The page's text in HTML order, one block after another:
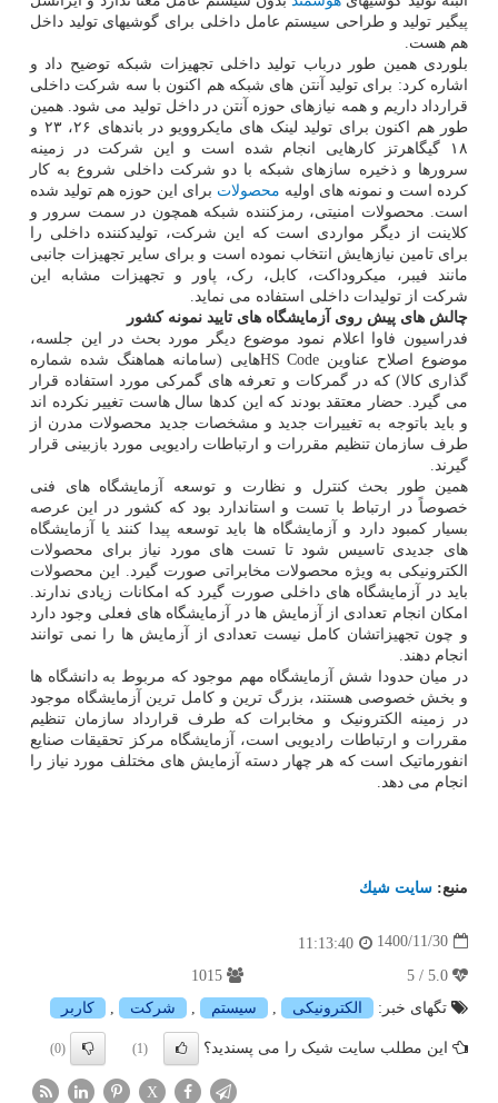
پیگیر تولید و طراحی سیستم عامل داخلی برای گوشیهای تولید داخل
هم هست.
بلوردی همین طور درباب تولید داخلی تجهیزات شبکه توضیح داد و
اشاره کرد: برای تولید آنتن های شبکه هم اکنون با سه شرکت داخلی
قرارداد داریم و همه نیازهای حوزه آنتن در داخل تولید می شود. همین
طور هم اکنون برای تولید لینک های مایکروویو در باندهای ۲۶، ۲۳ و
۱۸ گیگاهرتز کارهایی انجام شده است و این شرکت در زمینه
سرورها و ذخیره سازهای شبکه با دو شرکت داخلی شروع به کار
کرده است و نمونه های اولیه محصولات برای این حوزه هم تولید شده
است. محصولات امنیتی، رمزکننده شبکه همچون در سمت سرور و
کلاینت از دیگر مواردی است که این شرکت، تولیدکننده داخلی را
برای تامین نیازهایش انتخاب نموده است و برای سایر تجهیزات جانبی
مانند فیبر، میکروداکت، کابل، رک، پاور و تجهیزات مشابه این
شرکت از تولیدات داخلی استفاده می نماید.
چالش های پیش روی آزمایشگاه های تایید نمونه کشور
فدراسیون فاوا اعلام نمود موضوع دیگر مورد بحث در این جلسه،
موضوع اصلاح عناوین HS Codeهایی (سامانه هماهنگ شده شماره
گذاری کالا) که در گمرکات و تعرفه های گمرکی مورد استفاده قرار
می گیرد. حضار معتقد بودند که این کدها سال هاست تغییر نکرده اند
و باید باتوجه به تغییرات جدید و مشخصات جدید محصولات مدرن از
طرف سازمان تنظیم مقررات و ارتباطات رادیویی مورد بازبینی قرار
گیرند.
همین طور بحث کنترل و نظارت و توسعه آزمایشگاه های فنی
خصوصاً در ارتباط با تست و استاندارد بود که کشور در این عرصه
بسیار کمبود دارد و آزمایشگاه ها باید توسعه پیدا کنند یا آزمایشگاه
های جدیدی تاسیس شود تا تست های مورد نیاز برای محصولات
الکترونیکی به ویژه محصولات مخابراتی صورت گیرد. این محصولات
باید در آزمایشگاه های داخلی صورت گیرد که امکانات زیادی ندارند.
امکان انجام تعدادی از آزمایش ها در آزمایشگاه های فعلی وجود دارد
و چون تجهیزاتشان کامل نیست تعدادی از آزمایش ها را نمی توانند
انجام دهند.
در میان حدودا شش آزمایشگاه مهم موجود که مربوط به دانشگاه ها
و بخش خصوصی هستند، بزرگ ترین و کامل ترین آزمایشگاه موجود
در زمینه الکترونیک و مخابرات که طرف قرارداد سازمان تنظیم
مقررات و ارتباطات رادیویی است، آزمایشگاه مرکز تحقیقات صنایع
انفورماتیک است که هر چهار دسته آزمایش های مختلف مورد نیاز را
انجام می دهد.
منبع: سایت شیك
1400/11/30
11:13:40
تگهای خبر:
الكترونیكی سیستم شركت كاربر
این مطلب سایت شیک را می پسندید؟ (1)
(0)
X